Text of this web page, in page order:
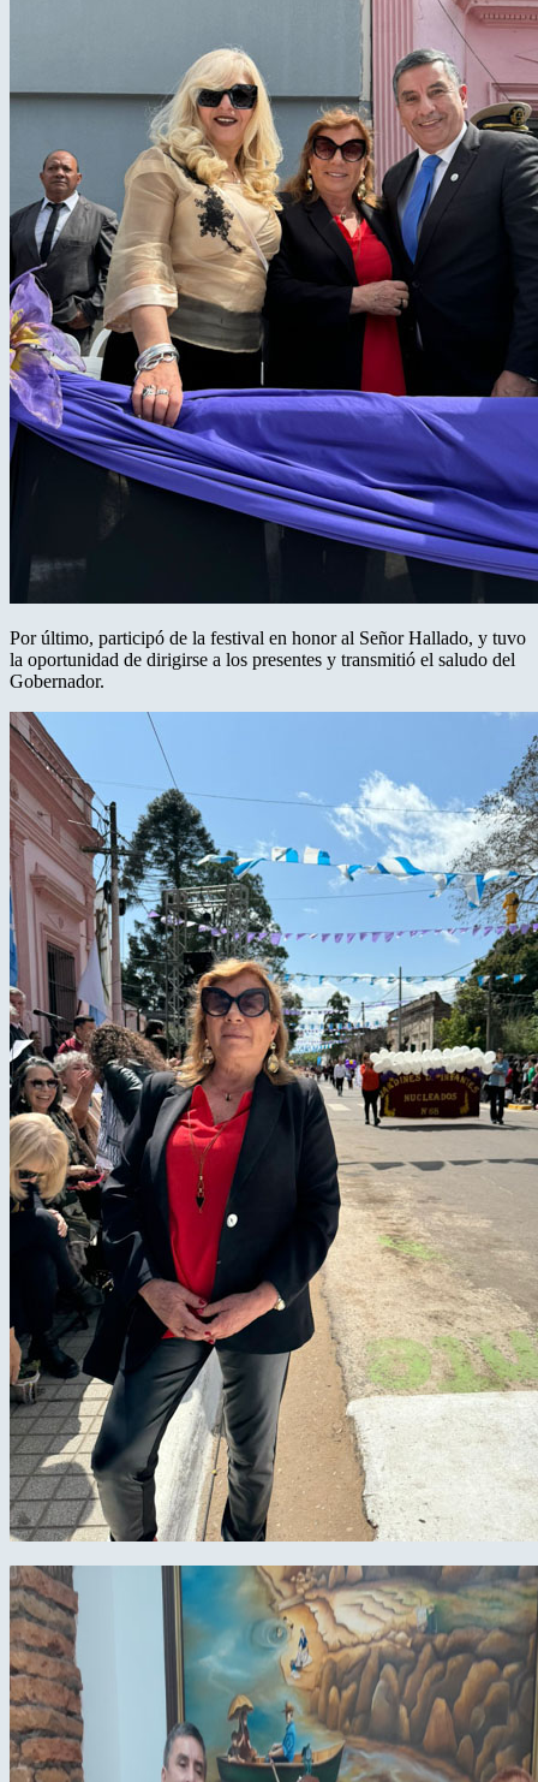
Por último, participó de la festival en honor al Señor Hallado, y tuvo
la oportunidad de dirigirse a los presentes y transmitió el saludo del
Gobernador.